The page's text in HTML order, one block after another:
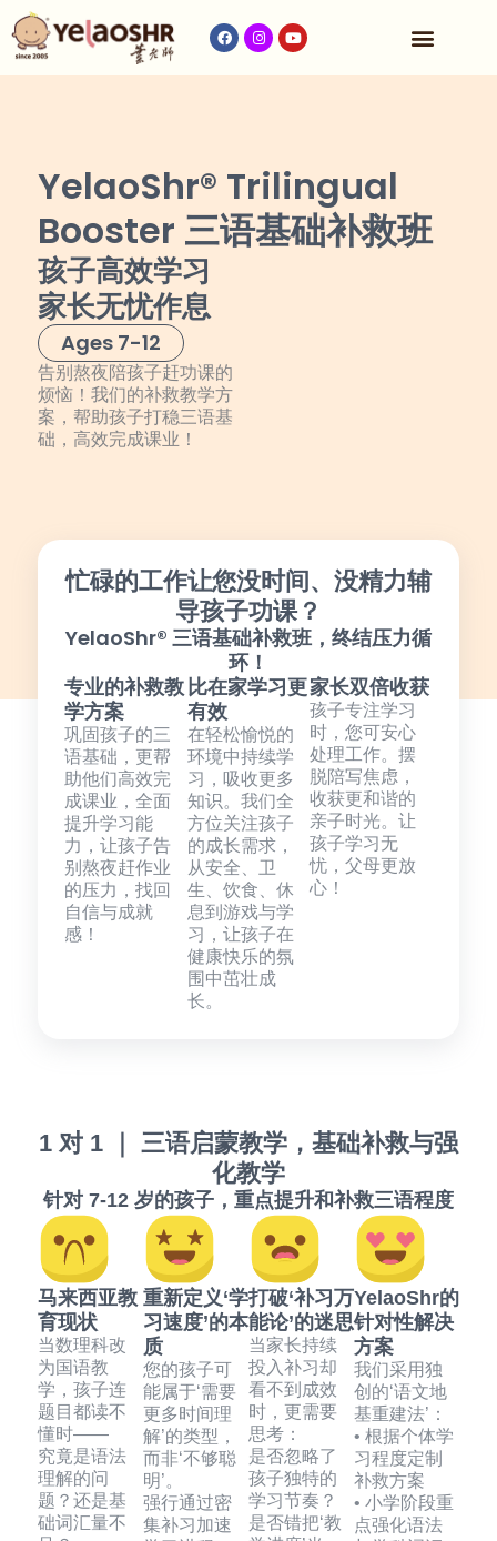
YelaoShr® Trilingual
Booster 三语基础补救班
孩子高效学习
家长无忧作息
Ages 7-12
告别熬夜陪孩子赶功课的
烦恼！我们的补救教学方
案，帮助孩子打稳三语基
础，高效完成课业！
忙碌的工作让您没时间、没精力辅
导孩子功课？
YelaoShr® 三语基础补救班，终结压力循
环！
专业的补救教
学方案
巩固孩子的三
语基础，更帮
助他们高效完
成课业，全面
提升学习能
力，让孩子告
别熬夜赶作业
的压力，找回
自信与成就
感！
比在家学习更
有效
在轻松愉悦的
环境中持续学
习，吸收更多
知识。我们全
方位关注孩子
的成长需求，
从安全、卫
生、饮食、休
息到游戏与学
习，让孩子在
健康快乐的氛
围中茁壮成
长。
家长双倍收获
孩子专注学习
时，您可安心
处理工作。摆
脱陪写焦虑，
收获更和谐的
亲子时光。让
孩子学习无
忧，父母更放
心！
1 对 1 ｜ 三语启蒙教学，基础补救与强
化教学
针对 7-12 岁的孩子，重点提升和补救三语程度
马来西亚教
育现状
当数理科改
为国语教
学，孩子连
题目都读不
懂时——
究竟是语法
理解的问
题？还是基
础词汇量不
重新定义‘学
习速度’的本
质
您的孩子可
能属于‘需要
更多时间理
解’的类型，
而非‘不够聪
明’。
强行通过密
集补习加速
打破‘补习万
能论’的迷思
当家长持续
投入补习却
看不到成效
时，更需要
思考：
是否忽略了
孩子独特的
学习节奏？
是否错把‘教
YelaoShr的
针对性解决
方案
我们采用独
创的‘语文地
基重建法’：
• 根据个体学
习程度定制
补救方案
• 小学阶段重
点强化语法